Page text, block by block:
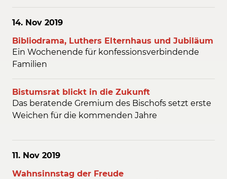
14. Nov 2019
Bibliodrama, Luthers Elternhaus und Jubiläum
Ein Wochenende für konfessionsverbindende
Familien
Bistumsrat blickt in die Zukunft
Das beratende Gremium des Bischofs setzt erste
Weichen für die kommenden Jahre
11. Nov 2019
Wahnsinnstag der Freude